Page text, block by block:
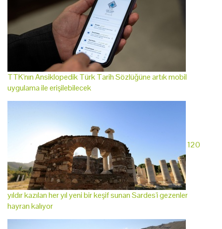
TTK'nın Ansiklopedik Türk Tarih Sözlüğüne artık mobil
uygulama ile erişilebilecek
120
yıldır kazılan her yıl yeni bir keşif sunan Sardes'i gezenler
hayran kalıyor